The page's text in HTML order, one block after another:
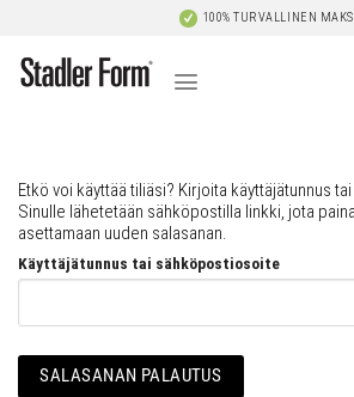
content
100% TURVALLINEN
Etkö voi käyttää tiliäsi? Kirjoita käyttäjätunnus
Sinulle lähetetään sähköpostilla linkki, jota
asettamaan uuden salasanan.
Käyttäjätunnus tai sähköpostiosoite
SALASANAN PALAUTUS